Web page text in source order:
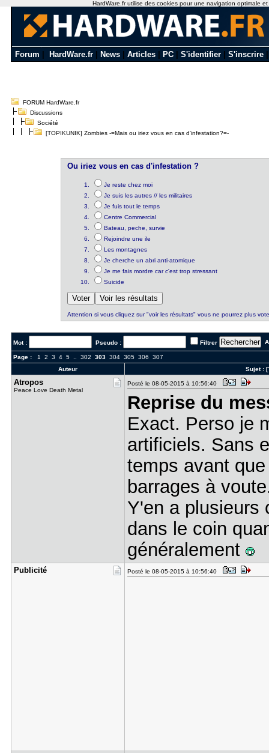
Forum HardWare.fr News Articles PC S'identifier S'inscrire
FORUM HardWare.fr
Discussions
Société
[TOPIKUNIK] Zombies -=Mais ou iriez vous en cas d'infestation?=-
Ou iriez vous en cas d'infestation ?
Je reste chez moi
Je suis les autres // les militaires
Je fuis tout le temps
Centre Commercial
Bateau, peche, survie
Rejoindre une ile
Les montagnes
Je cherche un abri anti-atomique
Je me fais mordre car c'est trop stressant
Suicide
Attention si vous cliquez sur "voir les résultats" vous ne pourrez plus
Mot : Pseudo : Filtrer
Page : 1 2 3 4 5.. 302 303 304 305 306
307
Auteur
Sujet :
Atropos
Peace Love Death Metal
Posté le 08-05-2015 à 10:56:40
Reprise du
Exact. Perso je
artificiels. Sans
temps avant
barrages à
Y'en a plusieurs
dans le coin
généralement
Publicité Posté le 08-05-2015 à 10:56:40
HardWare.fr utilise des cookies pour une navigation optimale